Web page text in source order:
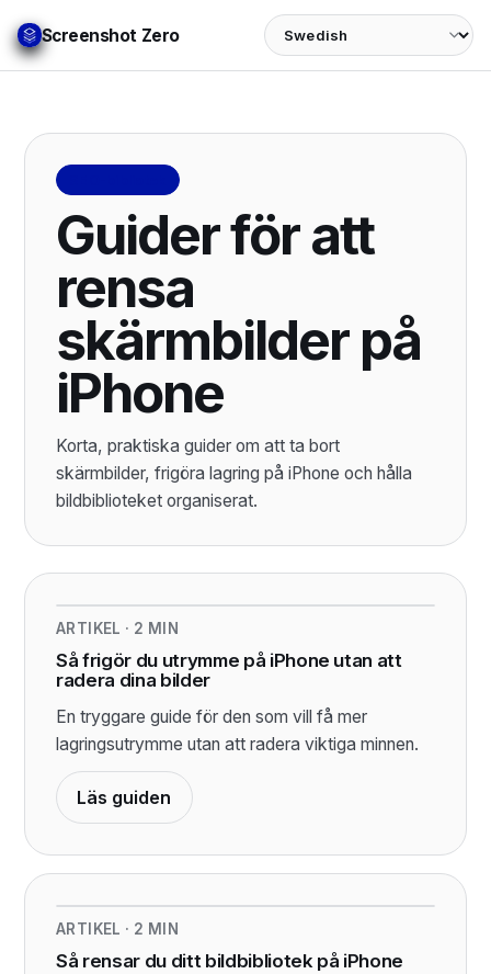
Screenshot Zero Language
Guider för att
rensa
skärmbilder på
iPhone
Korta, praktiska guider om att ta bort
skärmbilder, frigöra lagring på iPhone och hålla
bildbiblioteket organiserat.
ARTIKEL · 2 MIN
Så frigör du utrymme på iPhone utan att
radera dina bilder
En tryggare guide för den som vill få mer
lagringsutrymme utan att radera viktiga minnen.
Läs guiden
ARTIKEL · 2 MIN
Så rensar du ditt bildbibliotek på iPhone